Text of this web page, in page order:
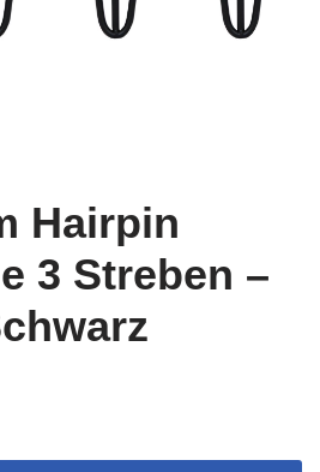
Hairpin
3 Streben –